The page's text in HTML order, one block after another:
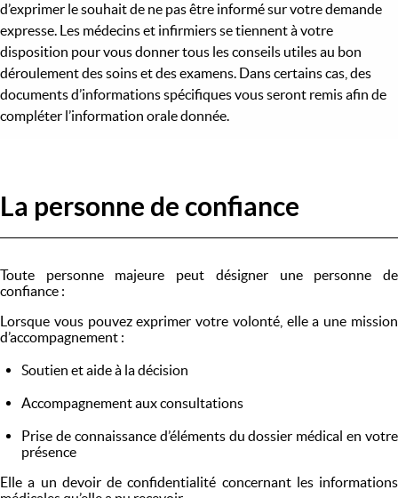
d’exprimer le souhait de ne pas être informé sur votre demande
expresse. Les médecins et infirmiers se tiennent à votre
disposition pour vous donner tous les conseils utiles au bon
déroulement des soins et des examens. Dans certains cas, des
documents d’informations spécifiques vous seront remis afin de
compléter l’information orale donnée.
La personne de confiance
Toute personne majeure peut désigner une personne de
confiance :
Lorsque vous pouvez exprimer votre volonté, elle a une mission
d’accompagnement :
Soutien et aide à la décision
Accompagnement aux consultations
Prise de connaissance d’éléments du dossier médical en votre
présence
Elle a un devoir de confidentialité concernant les informations